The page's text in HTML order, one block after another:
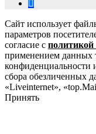
Сайт использует
параметров
согласие с
применением данных
конфиденциальности
сбора обезличенных
«Liveinternet»,
Принять